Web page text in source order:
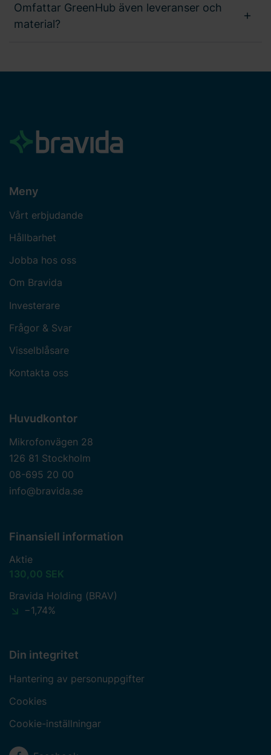
Omfattar GreenHub även leveranser och
material?
Meny
Vårt erbjudande
Hållbarhet
Jobba hos oss
Om Bravida
Investerare
Frågor & Svar
Visselblåsare
Kontakta oss
Huvudkontor
Mikrofonvägen 28
126 81 Stockholm
08-695 20 00
info@bravida.se
Finansiell information
Aktie
130,00 SEK
Bravida Holding (BRAV)
−1,74%
Din integritet
Hantering av personuppgifter
Cookies
Cookie-inställningar